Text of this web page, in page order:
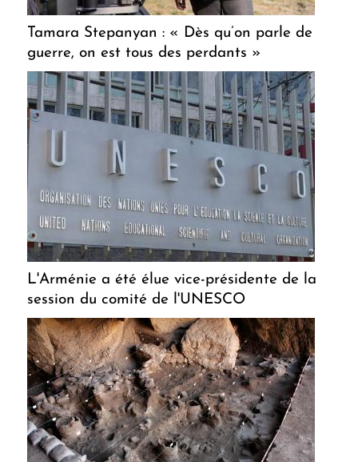
Tamara Stepanyan : « Dès qu’on parle de
guerre, on est tous des perdants »
L'Arménie a été élue vice-présidente de la
session du comité de l'UNESCO